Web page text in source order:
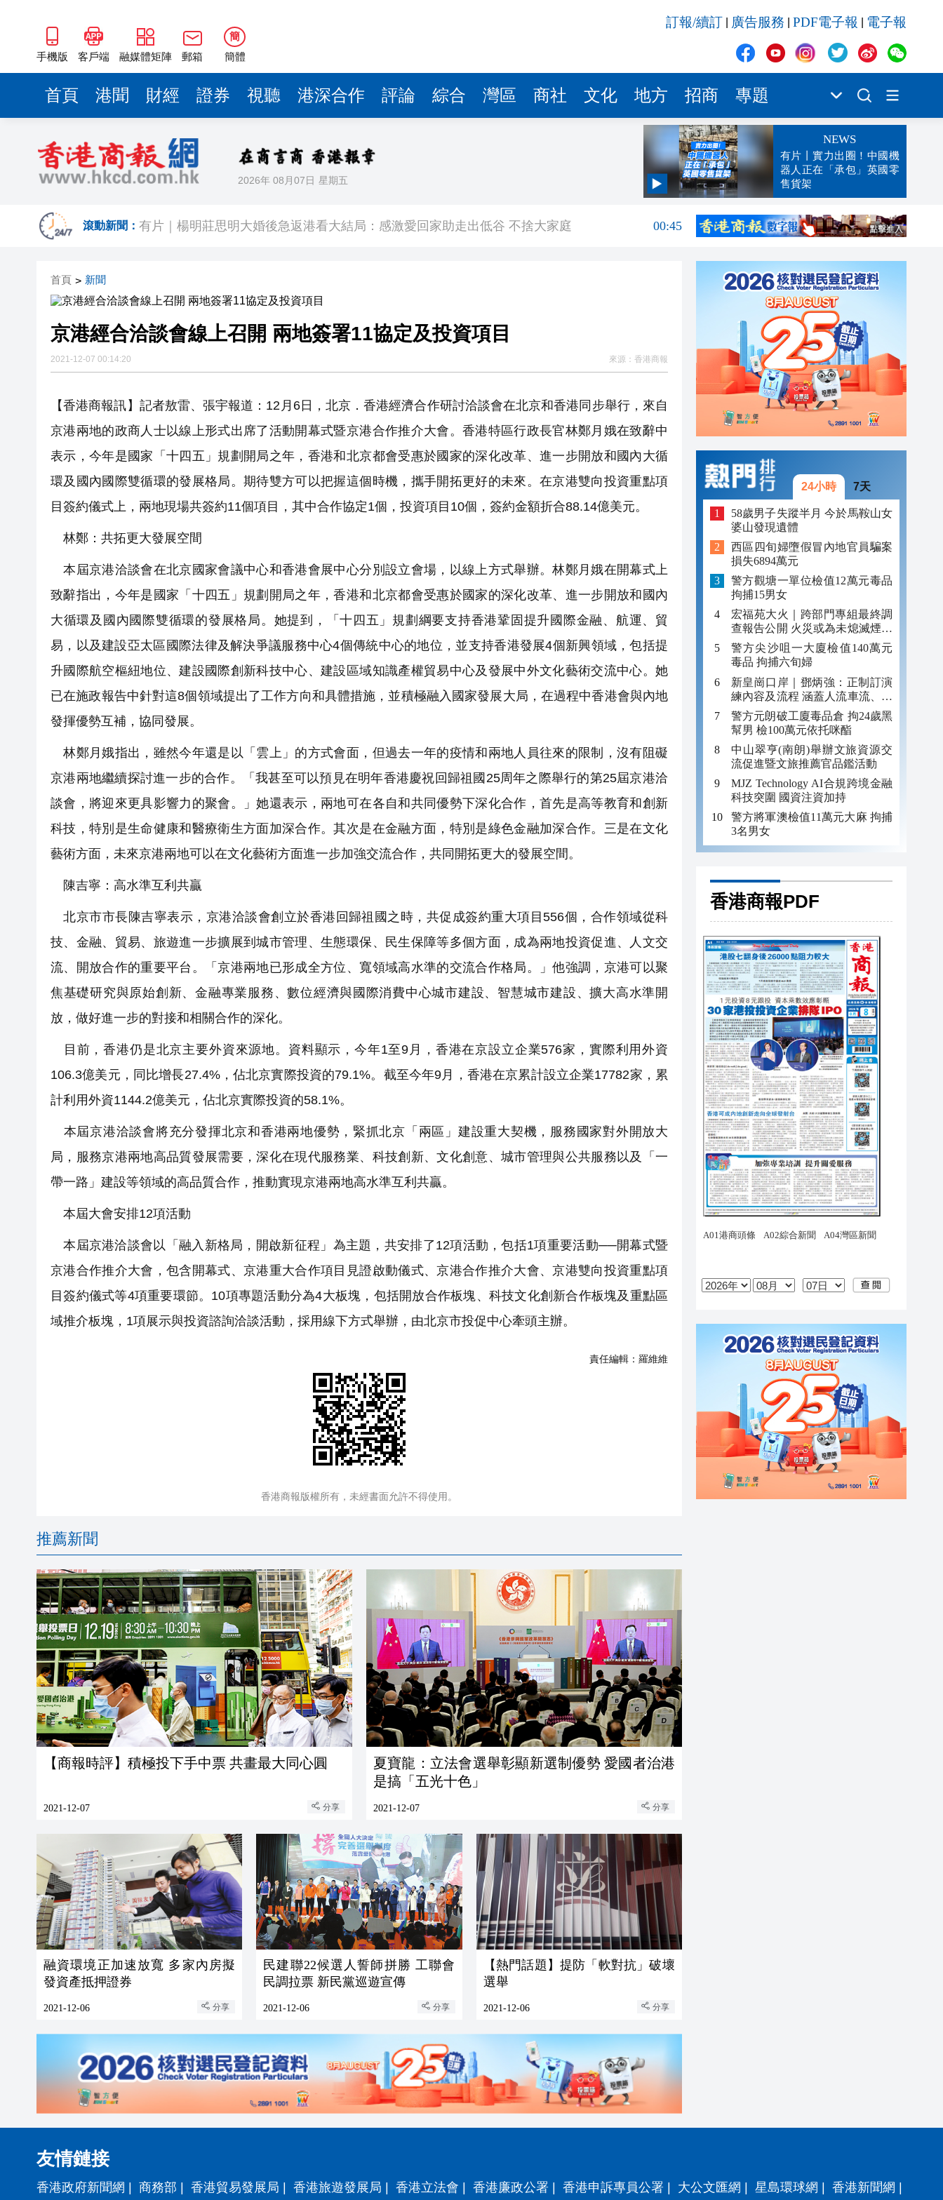
手機版 客戶端 融媒體矩陣 郵箱
簡
簡體
訂報/續訂 廣告服務 PDF電子報 電子報
首頁 港聞 財經 證券 視聽 港深合作 評論 綜合 灣區 商社 文化 地方 招商 專題
2026年 08月07日 星期五
NEWS
有片丨實力出圈！中國機
器人正在「承包」英國零
售貨架
滾動新聞：
04:29
有片｜楊明莊思明大婚後急返港看大結局：感激愛回家助走出低谷 不捨大家庭
00:45
叔」黎彼得
入境處反非法勞工行動拘12人
23:38
李家超：鼓勵保險業開發跨境產品 便利灣區居民
23:29
首頁 > 新聞
京港經合洽談會線上召開 兩地簽署11協定及投資項目
2021-12-07 00:14:20 來源： 香港商報
【香港商報訊】記者敖雷、張宇報道：12月6日，北京．香港經濟合作研討洽談會在北京和香港同步舉行，來自
京港兩地的政商人士以線上形式出席了活動開幕式暨京港合作推介大會。香港特區行政長官林鄭月娥在致辭中
表示，今年是國家「十四五」規劃開局之年，香港和北京都會受惠於國家的深化改革、進一步開放和國內大循
環及國內國際雙循環的發展格局。期待雙方可以把握這個時機，攜手開拓更好的未來。在京港雙向投資重點項
目簽約儀式上，兩地現場共簽約11個項目，其中合作協定1個，投資項目10個，簽約金額折合88.14億美元。
林鄭：共拓更大發展空間
本屆京港洽談會在北京國家會議中心和香港會展中心分別設立會場，以線上方式舉辦。林鄭月娥在開幕式上
致辭指出，今年是國家「十四五」規劃開局之年，香港和北京都會受惠於國家的深化改革、進一步開放和國內
大循環及國內國際雙循環的發展格局。她提到，「十四五」規劃綱要支持香港鞏固提升國際金融、航運、貿
易，以及建設亞太區國際法律及解決爭議服務中心4個傳統中心的地位，並支持香港發展4個新興領域，包括提
升國際航空樞紐地位、建設國際創新科技中心、建設區域知識產權貿易中心及發展中外文化藝術交流中心。她
已在施政報告中針對這8個領域提出了工作方向和具體措施，並積極融入國家發展大局，在過程中香港會與內地
發揮優勢互補，協同發展。
林鄭月娥指出，雖然今年還是以「雲上」的方式會面，但過去一年的疫情和兩地人員往來的限制，沒有阻礙
京港兩地繼續探討進一步的合作。「我甚至可以預見在明年香港慶祝回歸祖國25周年之際舉行的第25屆京港洽
談會，將迎來更具影響力的聚會。」她還表示，兩地可在各自和共同優勢下深化合作，首先是高等教育和創新
科技，特別是生命健康和醫療衛生方面加深合作。其次是在金融方面，特別是綠色金融加深合作。三是在文化
藝術方面，未來京港兩地可以在文化藝術方面進一步加強交流合作，共同開拓更大的發展空間。
陳吉寧：高水準互利共贏
北京市市長陳吉寧表示，京港洽談會創立於香港回歸祖國之時，共促成簽約重大項目556個，合作領域從科
技、金融、貿易、旅遊進一步擴展到城市管理、生態環保、民生保障等多個方面，成為兩地投資促進、人文交
流、開放合作的重要平台。「京港兩地已形成全方位、寬領域高水準的交流合作格局。」他強調，京港可以聚
焦基礎研究與原始創新、金融專業服務、數位經濟與國際消費中心城市建設、智慧城市建設、擴大高水準開
放，做好進一步的對接和相關合作的深化。
目前，香港仍是北京主要外資來源地。資料顯示，今年1至9月，香港在京設立企業576家，實際利用外資
106.3億美元，同比增長27.4%，佔北京實際投資的79.1%。截至今年9月，香港在京累計設立企業17782家，累
計利用外資1144.2億美元，佔北京實際投資的58.1%。
本屆京港洽談會將充分發揮北京和香港兩地優勢，緊抓北京「兩區」建設重大契機，服務國家對外開放大
局，服務京港兩地高品質發展需要，深化在現代服務業、科技創新、文化創意、城市管理與公共服務以及「一
帶一路」建設等領域的高品質合作，推動實現京港兩地高水準互利共贏。
本屆大會安排12項活動
本屆京港洽談會以「融入新格局，開啟新征程」為主題，共安排了12項活動，包括1項重要活動──開幕式暨
京港合作推介大會，包含開幕式、京港重大合作項目見證啟動儀式、京港合作推介大會、京港雙向投資重點項
目簽約儀式等4項重要環節。10項專題活動分為4大板塊，包括開放合作板塊、科技文化創新合作板塊及重點區
域推介板塊，1項展示與投資諮詢洽談活動，採用線下方式舉辦，由北京市投促中心牽頭主辦。
責任編輯： 羅維維
香港商報版權所有，未經書面允許不得使用。
推薦新聞
【商報時評】積極投下手中票 共畫最大同心圓
2021-12-07 分享
夏寶龍：立法會選舉彰顯新選制優勢 愛國者治港
是搞「五光十色」
2021-12-07 分享
融資環境正加速放寬 多家內房擬
發資產抵押證券
2021-12-06 分享
民建聯22候選人誓師拼勝 工聯會
民調拉票 新民黨巡遊宣傳
2021-12-06 分享
【熱門話題】提防「軟對抗」破壞
選舉
2021-12-06 分享
24小時 7天
58歲男子失蹤半月 今於馬鞍山女
婆山發現遺體
西區四旬婦墮假冒內地官員騙案
損失6894萬元
警方觀塘一單位檢值12萬元毒品
拘捕15男女
宏福苑大火｜跨部門專組最終調
查報告公開 火災或為未熄滅煙頭
引發
警方尖沙咀一大廈檢值140萬元
毒品 拘捕六旬婦
新皇崗口岸｜鄧炳強：正制訂演
練內容及流程 涵蓋人流車流、緊
急應變等
警方元朗破工廈毒品倉 拘24歲黑
幫男 檢100萬元依托咪酯
中山翠亨(南朗)舉辦文旅資源交
流促進暨文旅推薦官品鑑活動
MJZ Technology AI合規跨境金融
科技突圍 國資注資加持
警方將軍澳檢值11萬元大麻 拘捕
3名男女
香港商報PDF
友情鏈接
香港政府新聞網 商務部 香港貿易發展局 香港旅遊發展局 香港立法會 香港廉政公署 香港申訴專員公署 大公文匯網 星島環球網 香港新聞網